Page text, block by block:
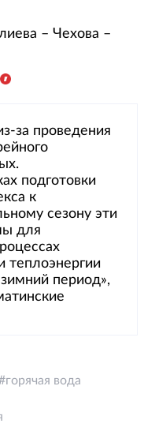
– Чехова –
за проведения
подготовки
к
сезону эти
для
теплоэнергии
период»,
горячая вода